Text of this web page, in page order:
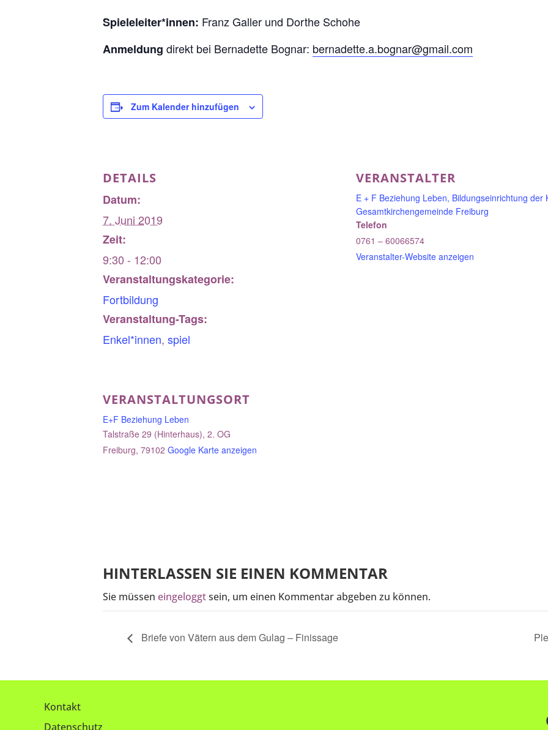
Spieleleiter*innen: Franz Galler und Dorthe Schohe
Anmeldung direkt bei Bernadette Bognar: bernadette.a.bognar@gmail.com
Zum Kalender hinzufügen
DETAILS
Datum:
7. Juni 2019
Zeit:
9:30 - 12:00
Veranstaltungskategorie:
Fortbildung
Veranstaltung-Tags:
Enkel*innen, spiel
VERANSTALTER
E + F Beziehung Leben, Bildungseinrichtung der
Gesamtkirchengemeinde Freiburg
Telefon
0761 – 60066574
Veranstalter-Website anzeigen
VERANSTALTUNGSORT
E+F Beziehung Leben
Talstraße 29 (Hinterhaus), 2. OG
Freiburg, 79102 Google Karte anzeigen
HINTERLASSEN SIE EINEN KOMMENTAR
Sie müssen eingeloggtsein, um einen Kommentar abgeben zu können.
Briefe von Vätern aus dem Gulag – Finissage
Kontakt
Datenschutz